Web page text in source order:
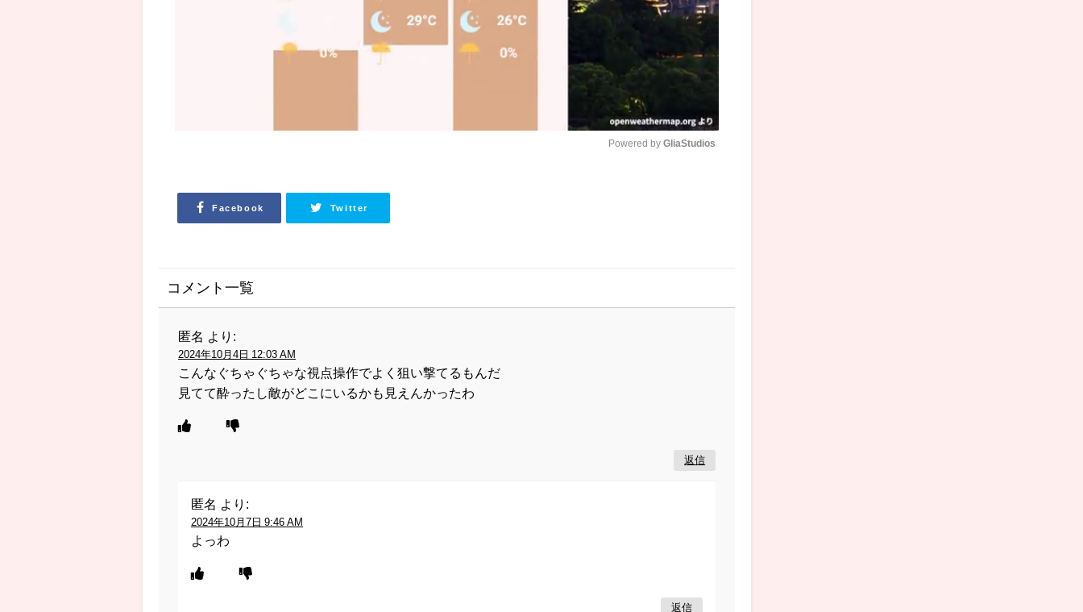
Powered by GliaStudios
Facebook Twitter
コメント一覧
匿名 より:
2024年10月4日 12:03 AM
こんなぐちゃぐちゃな視点操作でよく狙い撃てるもんだ
見てて酔ったし敵がどこにいるかも見えんかったわ
返信
匿名 より:
2024年10月7日 9:46 AM
よっわ
返信